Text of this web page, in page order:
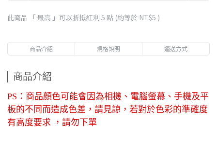
此商品 「 最高 」可以折抵紅利 5 點 (約等於 NT$5 )
商品介紹 規格說明 運送方式
商品介紹
PS：商品顏色可能會因為相機、電腦螢幕、手機及平
板的不同而造成色差，請見諒，若對於色彩的準確度
有高度要求 ，請勿下單